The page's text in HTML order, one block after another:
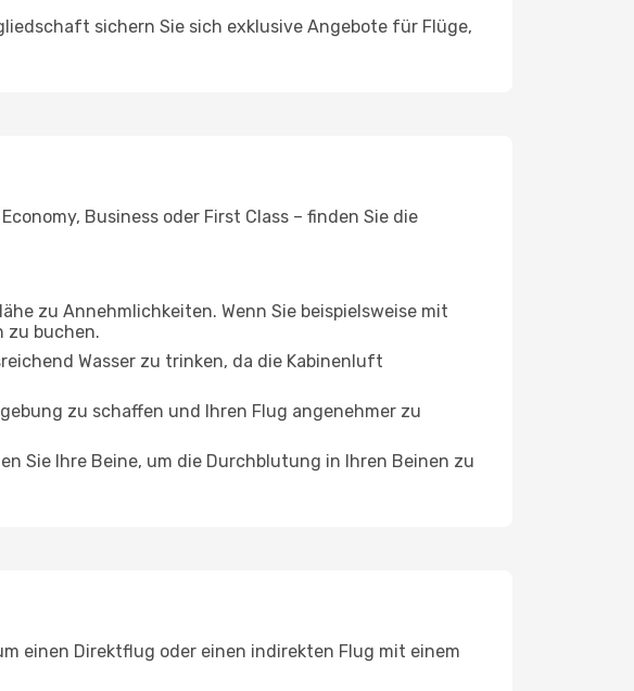
sichern Sie sich exklusive Angebote für Flüge,
Business oder First Class – finden Sie die
zu Annehmlichkeiten. Wenn Sie beispielsweise mit
zu buchen.
Wasser zu trinken, da die Kabinenluft
zu schaffen und Ihren Flug angenehmer zu
Sie Ihre Beine, um die Durchblutung in Ihren Beinen zu
einen Direktflug oder einen indirekten Flug mit einem